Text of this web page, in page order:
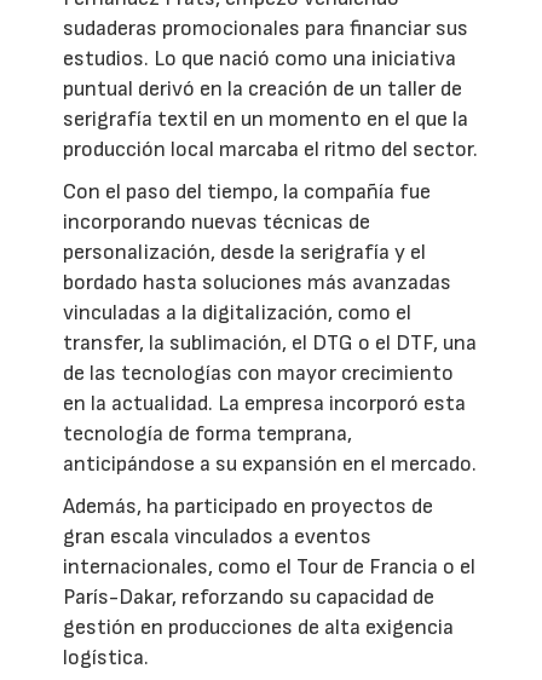
sudaderas promocionales para financiar sus
estudios. Lo que nació como una iniciativa
puntual derivó en la creación de un taller de
serigrafía textil en un momento en el que la
producción local marcaba el ritmo del sector.
Con el paso del tiempo, la compañía fue
incorporando nuevas técnicas de
personalización, desde la serigrafía y el
bordado hasta soluciones más avanzadas
vinculadas a la digitalización, como el
transfer, la sublimación, el DTG o el DTF, una
de las tecnologías con mayor crecimiento
en la actualidad. La empresa incorporó esta
tecnología de forma temprana,
anticipándose a su expansión en el mercado.
Además, ha participado en proyectos de
gran escala vinculados a eventos
internacionales, como el Tour de Francia o el
París-Dakar, reforzando su capacidad de
gestión en producciones de alta exigencia
logística.